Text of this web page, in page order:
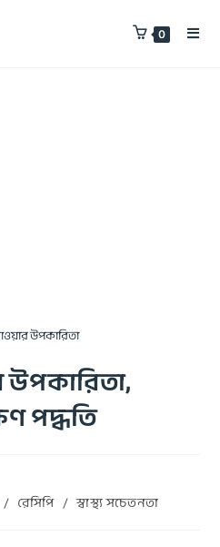
0
উপকারিতা
উপকারিতা,
পদ্ধতি
/ রেসিপি / স্বাস্থ্য সচেতনতা